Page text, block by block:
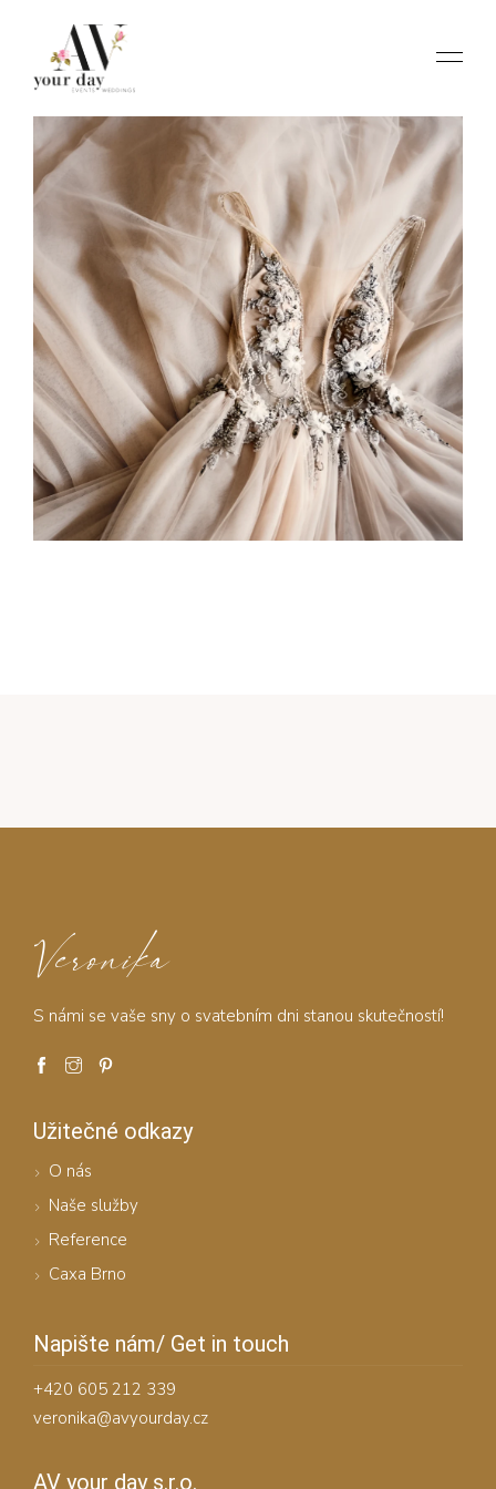
Veronika
S námi se vaše sny o svatebním dni stanou skutečností!
Užitečné odkazy
O nás
Naše služby
Reference
Caxa Brno
Napište nám/ Get in touch
+420 605 212 339
veronika@avyourday.cz
AV your day s.r.o.